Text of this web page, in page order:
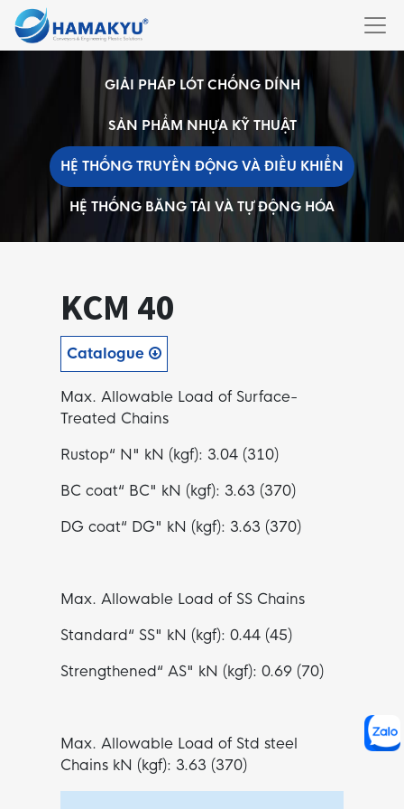
GIẢI PHÁP LÓT CHỐNG DÍNH
SẢN PHẨM NHỰA KỸ THUẬT
HỆ THỐNG TRUYỀN ĐỘNG VÀ ĐIỀU KHIỂN
HỆ THỐNG BĂNG TẢI VÀ TỰ ĐỘNG HÓA
KCM 40
Catalogue
Max. Allowable Load of Surface-
Treated Chains
Rustop“ N" kN (kgf): 3.04 (310)
BC coat“ BC" kN (kgf): 3.63 (370)
DG coat“ DG" kN (kgf): 3.63 (370)
Max. Allowable Load of SS Chains
Standard“ SS" kN (kgf): 0.44 (45)
Strengthened“ AS" kN (kgf): 0.69 (70)
Max. Allowable Load of Std steel
Chains kN (kgf): 3.63 (370)